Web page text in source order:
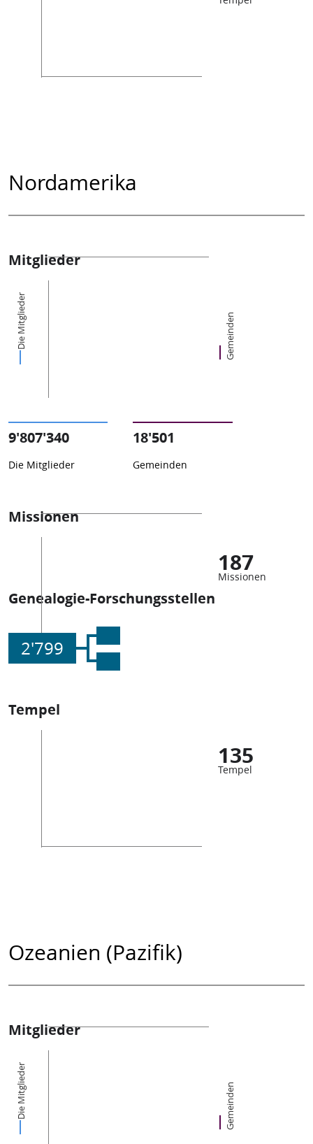
Nordamerika
Mitglieder
Die Mitglieder Gemeinden
9'807'340
Die Mitglieder
18'501
Gemeinden
Missionen
187
Missionen
Genealogie-Forschungsstellen
2'799
Tempel
135
Tempel
Ozeanien (Pazifik)
Mitglieder
Die Mitglieder Gemeinden